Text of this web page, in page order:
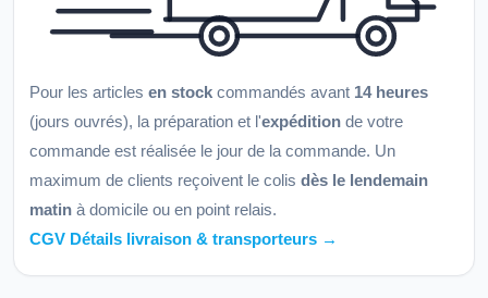
Pour les articles en stock commandés avant 14 heures
(jours ouvrés), la préparation et l'expédition de votre
commande est réalisée le jour de la commande. Un
maximum de clients reçoivent le colis dès le lendemain
matin à domicile ou en point relais.
CGV Détails livraison & transporteurs →